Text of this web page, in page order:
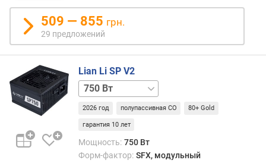
м
е
т
р
в
е
н
т
и
я
т
509 — 855 грн.
29 предложений
Lian Li SP V2
750 Вт
белый
850 Вт850 Вт
белый
2026 год полупассивная СО 80+ Gold
гарантия 10 лет
Мощность: 750 Вт
Форм-фактор: SFX, модульный